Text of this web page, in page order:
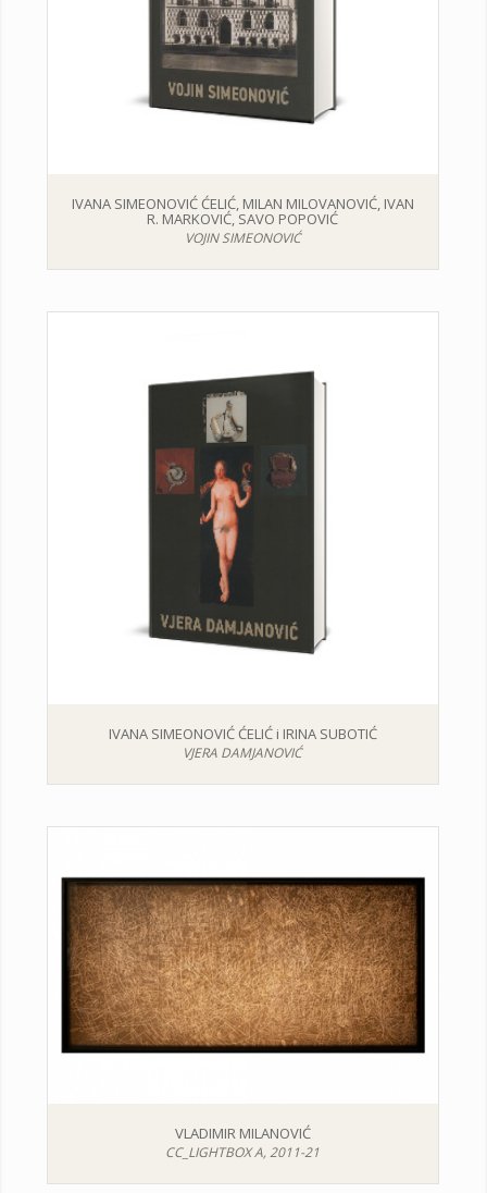
IVANA SIMEONOVIĆ ĆELIĆ, MILAN MILOVANOVIĆ, IVAN
R. MARKOVIĆ, SAVO POPOVIĆ
VOJIN SIMEONOVIĆ
IVANA SIMEONOVIĆ ĆELIĆ i IRINA SUBOTIĆ
VJERA DAMJANOVIĆ
VLADIMIR MILANOVIĆ
CC_LIGHTBOX A, 2011-21